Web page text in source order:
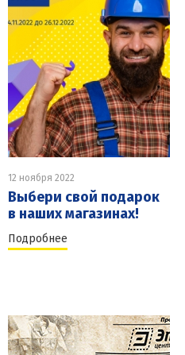
12 ноября 2022
Выбери свой подарок
в наших магазинах!
Подробнее